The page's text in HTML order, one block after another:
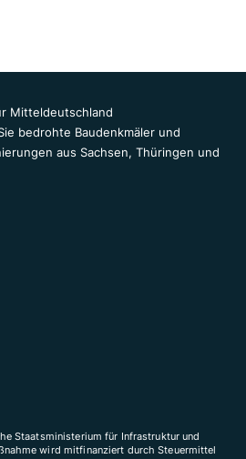
Mitteldeutschland
bedrohte Baudenkmäler und
aus Sachsen, Thüringen und
Staatsministerium für Infrastruktur und
wird mitfinanziert durch Steuermittel